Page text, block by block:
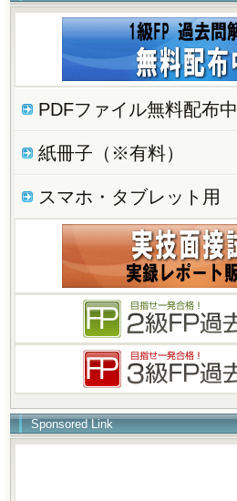
PDFファイル無料配布中
紙冊子（※有料）
スマホ・タブレット用
Sponsored Link